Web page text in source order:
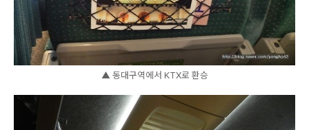
▲ 동대구역에서 KTX로 환승